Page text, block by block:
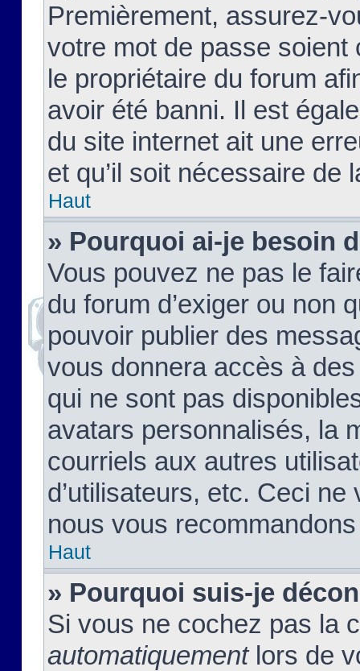
Premièrement, assurez-
votre mot de passe soient
le propriétaire du forum
avoir été banni. Il est
du site internet ait une
et qu’il soit nécessaire de
Haut
» Pourquoi ai-je besoin
Vous pouvez ne pas le
du forum d’exiger ou non
pouvoir publier des
vous donnera accès à
qui ne sont pas
avatars personnalisés, la
courriels aux autres
d’utilisateurs, etc. Ceci
nous vous
Haut
» Pourquoi suis-je
Si vous ne cochez pas la
automatiquementlors de